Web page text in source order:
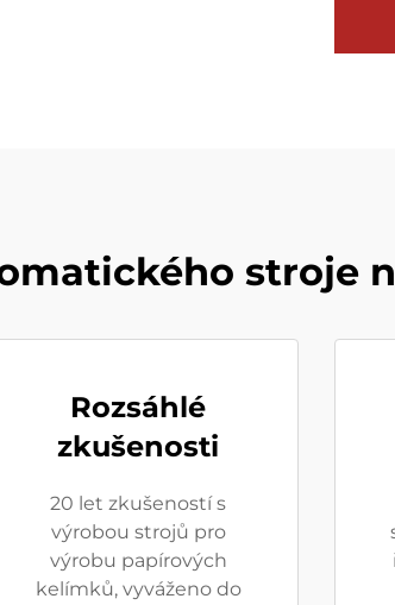
stroje
Rozsáhlé
zkušenosti
20 let zkušeností s
výrobou strojů pro
výrobu papírových
kelímků, vyváženo do